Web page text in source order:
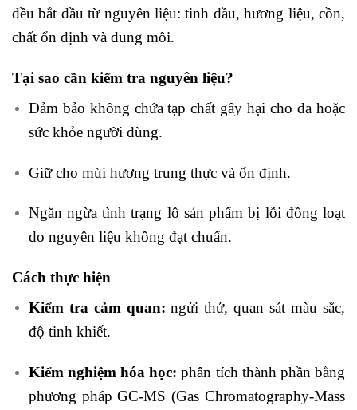
đều bắt đầu từ nguyên liệu: tinh dầu, hương liệu, cồn,
chất ổn định và dung môi.
Tại sao cần kiểm tra nguyên liệu?
Đảm bảo không chứa tạp chất gây hại cho da hoặc
sức khỏe người dùng.
Giữ cho mùi hương trung thực và ổn định.
Ngăn ngừa tình trạng lô sản phẩm bị lỗi đồng loạt
do nguyên liệu không đạt chuẩn.
Cách thực hiện
Kiểm tra cảm quan: ngửi thử, quan sát màu sắc,
độ tinh khiết.
Kiểm nghiệm hóa học: phân tích thành phần bằng
phương pháp GC-MS (Gas Chromatography-Mass